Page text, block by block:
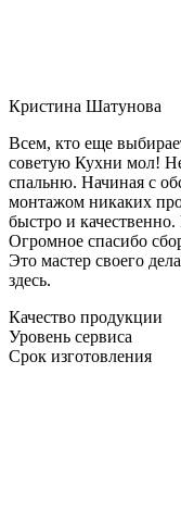
Кристина Шатунова
Всем, кто еще
советую Кухни мол!
спальню. Начиная с
монтажом никаких
быстро и
Огромное спасибо
Это мастер своего
здесь.
Качество продукции
Уровень сервиса
Срок изготовления